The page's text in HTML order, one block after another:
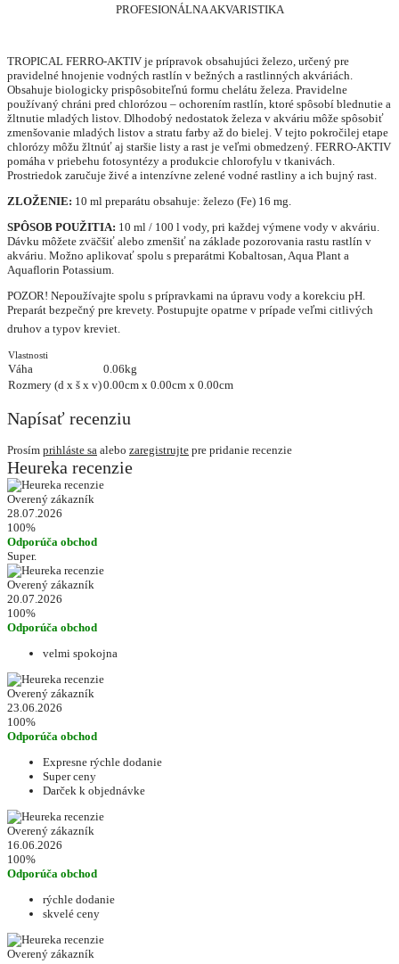
PROFESIONÁLNA AKVARISTIKA
TROPICAL FERRO-AKTIV je prípravok obsahujúci železo, určený pre
pravidelné hnojenie vodných rastlín v bežných a rastlinných akváriách.
Obsahuje biologicky prispôsobiteľnú formu chelátu železa. Pravidelne
používaný chráni pred chlorózou – ochorením rastlín, ktoré spôsobí blednutie a
žltnutie mladých listov. Dlhodobý nedostatok železa v akváriu môže spôsobiť
zmenšovanie mladých listov a stratu farby až do bielej. V tejto pokročilej etape
chlorózy môžu žltnúť aj staršie listy a rast je veľmi obmedzený. FERRO-AKTIV
pomáha v priebehu fotosyntézy a produkcie chlorofylu v tkanivách.
Prostriedok zaručuje živé a intenzívne zelené vodné rastliny a ich bujný rast.
ZLOŽENIE: 10 ml preparátu obsahuje: železo (Fe) 16 mg.
SPÔSOB POUŽITIA: 10 ml / 100 l vody, pri každej výmene vody v akváriu.
Dávku môžete zväčšiť alebo zmenšiť na základe pozorovania rastu rastlín v
akváriu. Možno aplikovať spolu s preparátmi Kobaltosan, Aqua Plant a
Aquaflorin Potassium.
POZOR! Nepoužívajte spolu s prípravkami na úpravu vody a korekciu pH.
Preparát bezpečný pre krevety. Postupujte opatrne v prípade veľmi citlivých
druhov a typov kreviet.
Vlastnosti
Váha
0.06kg
Rozmery (d x š x v)0.00cm x 0.00cm x 0.00cm
Napísať recenziu
Prosím prihláste sa alebo zaregistrujte pre pridanie recenzie
Heureka recenzie
Overený zákazník
28.07.2026
100%
Odporúča obchod
Super.
Overený zákazník
20.07.2026
100%
Odporúča obchod
velmi spokojna
Overený zákazník
23.06.2026
100%
Odporúča obchod
Expresne rýchle dodanie
Super ceny
Darček k objednávke
Overený zákazník
16.06.2026
100%
Odporúča obchod
rýchle dodanie
skvelé ceny
Overený zákazník